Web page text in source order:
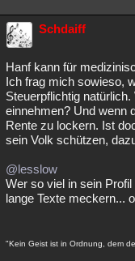
Schdaiff
Hanf kann für
Ich frag mich sowieso,
Steuerpflichtig
einnehmen? Und wenn
Rente zu lockern. Ist
sein Volk schützen,
@lesslow
Wer so viel in sein
lange Texte meckern...
"Kein Geist ist in Ordnung, dem